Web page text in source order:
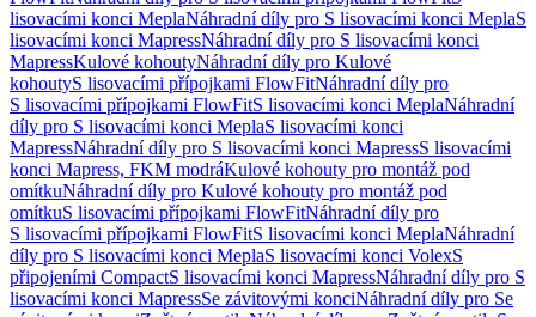
lisovacími konci MeplaNáhradní díly pro S lisovacími konci MeplaS
lisovacími konci MapressNáhradní díly pro S lisovacími konci
MapressKulové kohoutyNáhradní díly pro Kulové
kohoutyS lisovacími přípojkami FlowFitNáhradní díly pro
S lisovacími přípojkami FlowFitS lisovacími konci MeplaNáhradní
díly pro S lisovacími konci MeplaS lisovacími konci
MapressNáhradní díly pro S lisovacími konci MapressS lisovacími
konci Mapress, FKM modráKulové kohouty pro montáž pod
omítkuNáhradní díly pro Kulové kohouty pro montáž pod
omítkuS lisovacími přípojkami FlowFitNáhradní díly pro
S lisovacími přípojkami FlowFitS lisovacími konci MeplaNáhradní
díly pro S lisovacími konci MeplaS lisovacími konci VolexS
připojeními CompactS lisovacími konci MapressNáhradní díly pro S
lisovacími konci MapressSe závitovými konciNáhradní díly pro Se